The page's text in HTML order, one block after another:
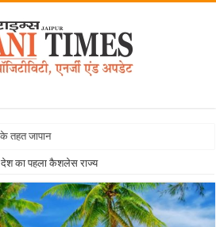
जापान रवाना हुई
देश का पहला कैशलेस राज्य